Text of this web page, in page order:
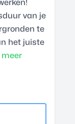
van je
te
het juiste
meer